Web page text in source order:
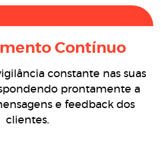
Contínuo
constante nas suas
prontamente a
e feedback dos
clientes.